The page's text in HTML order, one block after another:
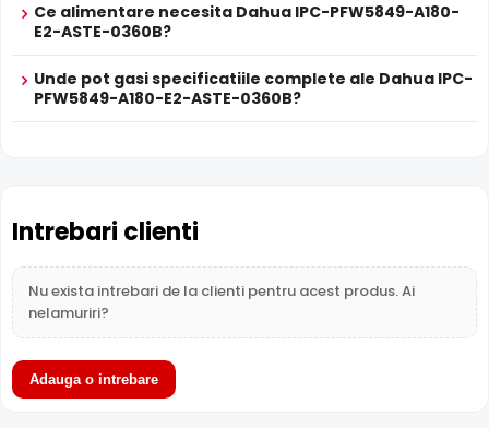
Difuzor Incorporat
ASTE-0360B permite comunicare bidirectionala: puteti
Camera Dahua IPC-PFW5849-A180-E2-ASTE-0360B are
intrari audio, la care puteti conecta microfoane,
permitand supravegherea audio de la distanta, de pe PC
sau chiar telefonul mobil.
Dahua IPC-PFW5849-A180-E2-ASTE-0360B suporta
alimentarePower over Ethernet (PoE)
Ce alimentare necesita Dahua IPC-PFW5849-A180-
E2-ASTE-0360B?
Unde pot gasi specificatiile complete ale Dahua IPC-
PFW5849-A180-E2-ASTE-0360B?
Intrebari clienti
Nu exista intrebari de la clienti pentru acest produs. Ai
nelamuriri?
Adauga o intrebare